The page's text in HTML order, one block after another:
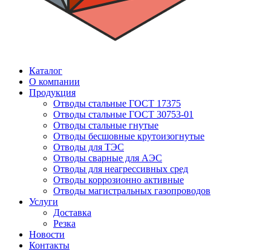
Каталог
О компании
Продукция
Отводы стальные ГОСТ 17375
Отводы стальные ГОСТ 30753-01
Отводы стальные гнутые
Отводы бесшовные крутоизогнутые
Отводы для ТЭС
Отводы сварные для АЭС
Отводы для неагрессивных сред
Отводы коррозионно активные
Отводы магистральных газопроводов
Услуги
Доставка
Резка
Новости
Контакты